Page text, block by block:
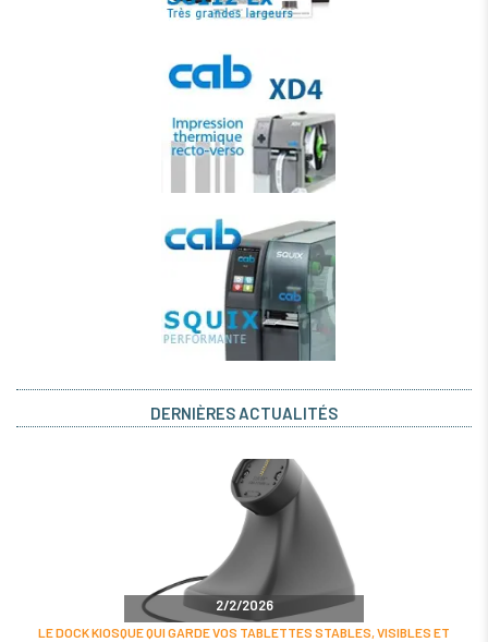
DERNIÈRES ACTUALITÉS
2/2/2026
LE DOCK KIOSQUE QUI GARDE VOS TABLETTES STABLES, VISIBLES ET